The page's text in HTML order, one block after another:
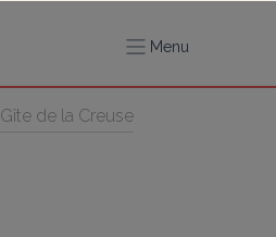
Menu
Gîte de la Creuse